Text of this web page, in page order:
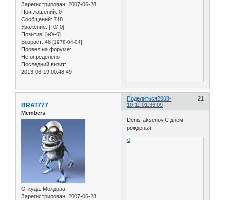
Зарегистрирован: 2007-06-28
Приглашений: 0
Сообщений: 718
Уважение: [+0/-0]
Позитив: [+0/-0]
Возраст: 48 [1978-04-04]
Провел на форуме:
Не определено
Последний визит:
2013-06-19 00:48:49
Поделиться 21
2008-
10-11 01:36:09
BRAT777
Members
Откуда: Молдова
Зарегистрирован: 2007-06-28
Denis-aksenov,С днём
рожденья!
0